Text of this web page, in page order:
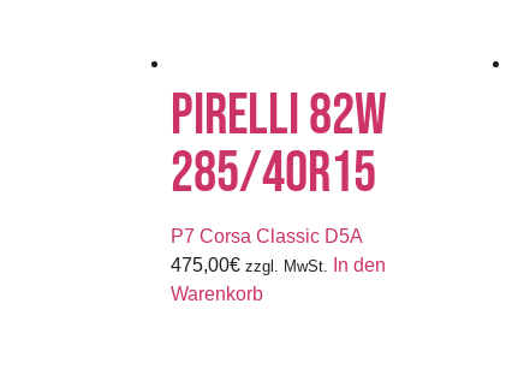
PIRELLI 82W
285/40R15
P7 Corsa Classic D5A
475,00€ zzgl. MwSt.
In den
Warenkorb